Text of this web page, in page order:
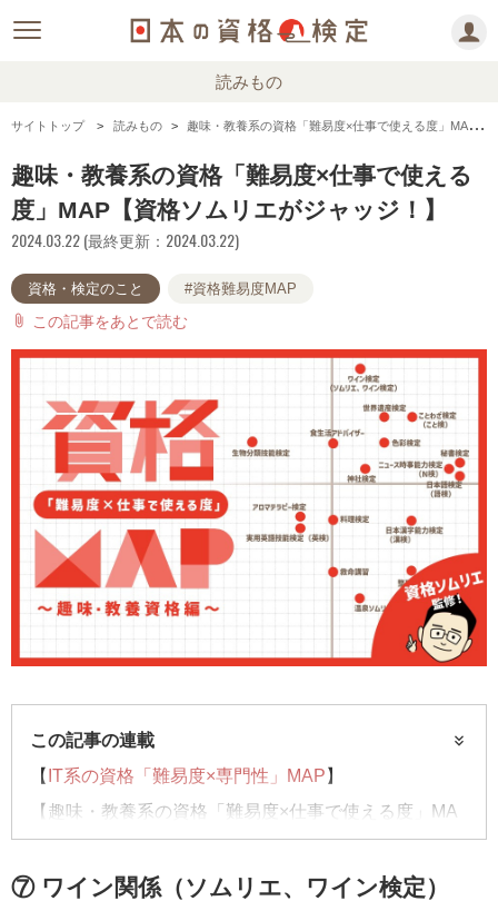
読みもの
サイトトップ 読みもの 趣味・教養系の資格「難易度×仕事で使える度」MAP【資格ソムリエがジャッジ！】
趣味・教養系の資格「難易度×仕事で使える
度」MAP【資格ソムリエがジャッジ！】
2024.03.22 (最終更新：2024.03.22)
資格・検定のこと #資格難易度MAP
attach_file この記事をあとで読む
この記事の連載
【 IT系の資格「難易度×専門性」MAP 】
【趣味・教養系の資格「難易度×仕事で使える度」MA
【子どもにおススメの資格「難易度×適年齢」MAP
⑦ ワイン関係（ソムリエ、ワイン検定）